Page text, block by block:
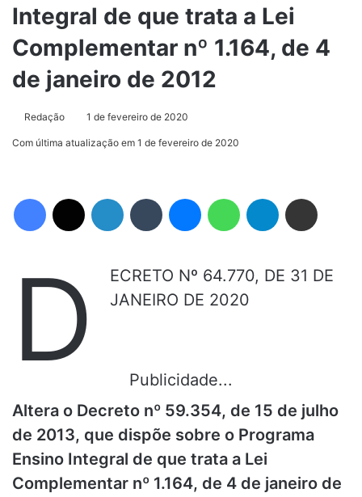
Integral de que trata a Lei
Complementar nº 1.164, de 4
de janeiro de 2012
Redação 1 de fevereiro de 2020
Com última atualização em 1 de fevereiro de 2020
D
ECRETO Nº 64.770, DE 31 DE
JANEIRO DE 2020
Publicidade...
Altera o Decreto nº 59.354, de 15 de julho
de 2013, que dispõe sobre o Programa
Ensino Integral de que trata a Lei
Complementar nº 1.164, de 4 de janeiro de